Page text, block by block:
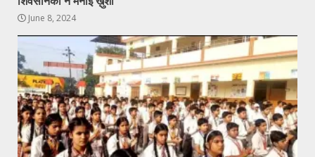
June 8, 2024